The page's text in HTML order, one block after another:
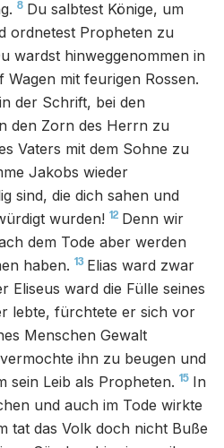
8 Du salbtest Könige, um
ordnetest Propheten zu
wardst hinweggenommen in
mit feurigen Rossen.
der Schrift, bei den
den Zorn des Herrn zu
Vaters mit dem Sohne zu
Jakobs wieder
sind, die dich sahen und
wurden! 12 Denn wir
dem Tode aber werden
haben. 13 Elias ward zwar
Eliseus ward die Fülle seines
lebte, fürchtete er sich vor
Menschen Gewalt
ihn zu beugen und
sein Leib als Propheten. 15 In
und auch im Tode wirkte
tat das Volk doch nicht Buße